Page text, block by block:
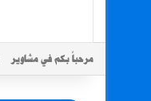
مرحباً بكم في مشاوير